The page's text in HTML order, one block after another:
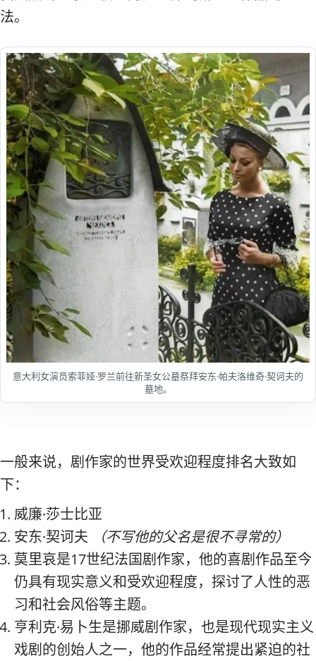
法。
意大利女演员索菲娅·罗兰前往新圣女公墓祭拜安东·帕夫洛维奇·契诃夫的
墓地。
一般来说，剧作家的世界受欢迎程度排名大致如
下：
威廉·莎士比亚
安东·契诃夫
（不写他的父名是很不寻常的）
莫里哀是17世纪法国剧作家，他的喜剧作品至今
仍具有现实意义和受欢迎程度，探讨了人性的恶
习和社会风俗等主题。
亨利克·易卜生是挪威剧作家，也是现代现实主义
戏剧的创始人之一，他的作品经常提出紧迫的社